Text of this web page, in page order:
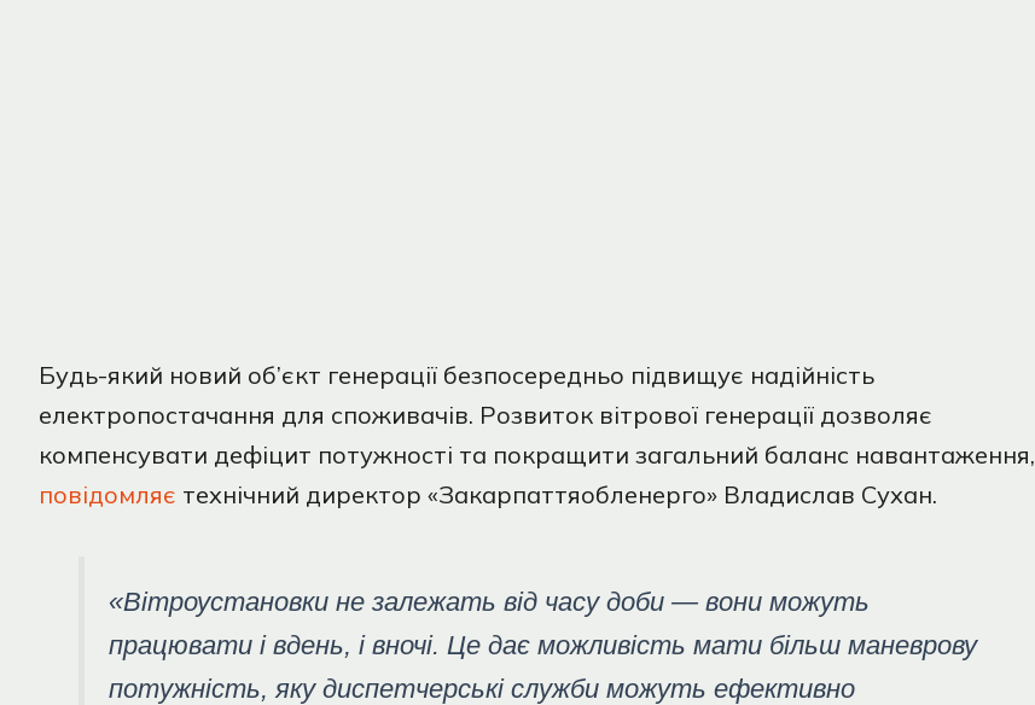
Будь-який новий об’єкт генерації безпосередньо підвищує надійність
електропостачання для споживачів. Розвиток вітрової генерації дозволяє
компенсувати дефіцит потужності та покращити загальний баланс навантаження,
повідомляє технічний директор «Закарпаттяобленерго» Владислав Сухан.
«Вітроустановки не залежать від часу доби — вони можуть
працювати і вдень, і вночі. Це дає можливість мати більш маневрову
потужність, яку диспетчерські служби можуть ефективно